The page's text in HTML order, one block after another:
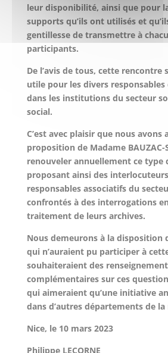
leur disponibilité, ainsi que pour
supports qu’ils ont utilisés et
gentillesse de transmettre à
participants.
De l’avis de tous, cette rencontre
utile pour les divers responsables
dans les institutions du secteur
social.
C’est avec plaisir que nous avons
proposition de Madame BAUZAC-
renouveler annuellement ce type
proposant ainsi des
responsables associatifs du
confrontés à des interrogations
traitement de leurs archives.
Nous demeurons à la disposition
qui n’auraient pu participer à
souhaiteraient des
complémentaires sur ces
qui aimeraient qu’une initiative
dans d’autres départements de la
Nice, le 10 mars 2023
Philippe LECORNE